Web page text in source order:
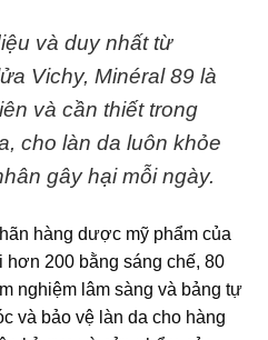
và duy nhất từ
Vichy, Minéral 89 là
và cần thiết trong
cho làn da luôn khỏe
gây hại mỗi ngày.
hàng dược mỹ phẩm của
hơn 200 bằng sáng chế, 80
nghiệm lâm sàng và bảng tự
và bảo vệ làn da cho hàng